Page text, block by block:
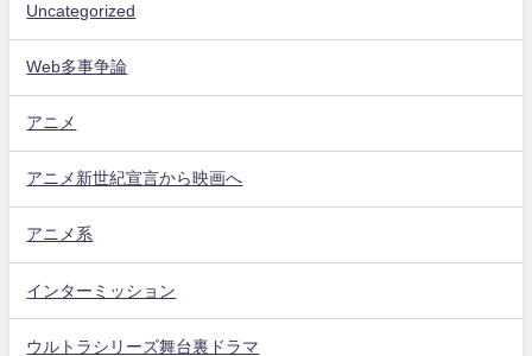
Uncategorized
Web多事争論
アニメ
アニメ新世紀宣言から映画へ
アニメ系
インターミッション
ウルトラシリーズ舞台裏ドラマ